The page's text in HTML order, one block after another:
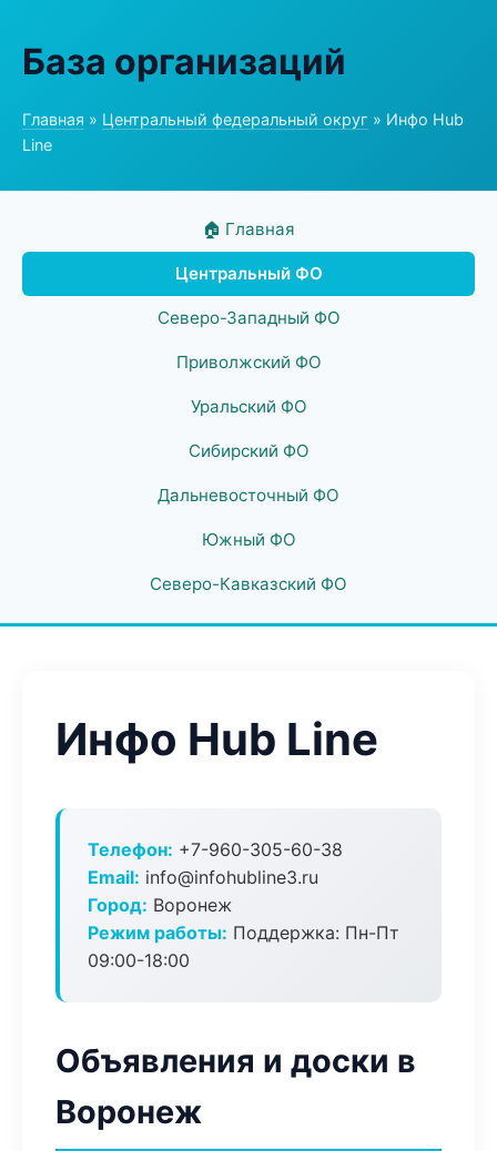
База организаций
Главная » Центральный федеральный округ » Инфо Hub
Line
🏠 Главная
Центральный ФО
Северо-Западный ФО
Приволжский ФО
Уральский ФО
Сибирский ФО
Дальневосточный ФО
Южный ФО
Северо-Кавказский ФО
Инфо Hub Line
Телефон: +7-960-305-60-38
Email: info@infohubline3.ru
Город: Воронеж
Режим работы: Поддержка: Пн-Пт
09:00-18:00
Объявления и доски в
Воронеж